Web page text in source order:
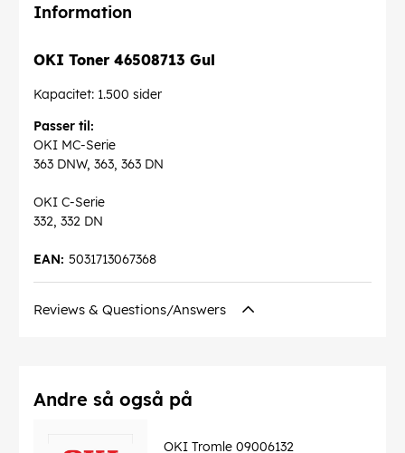
Information
OKI Toner 46508713 Gul
Kapacitet: 1.500 sider
Passer til:
OKI MC-Serie
363 DNW, 363, 363 DN
OKI C-Serie
332, 332 DN
5031713067368
EAN:
Reviews & Questions/Answers
Andre så også på
OKI Tromle 09006132